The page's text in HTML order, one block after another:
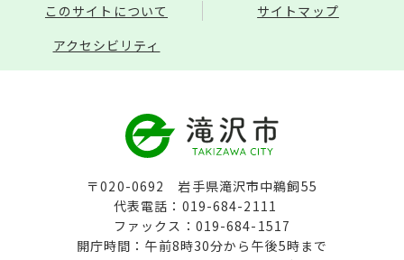
このサイトについて
サイトマップ
アクセシビリティ
〒020-0692 岩手県滝沢市中鵜飼55
代表電話：019-684-2111
ファックス：019-684-1517
開庁時間：午前8時30分から午後5時まで